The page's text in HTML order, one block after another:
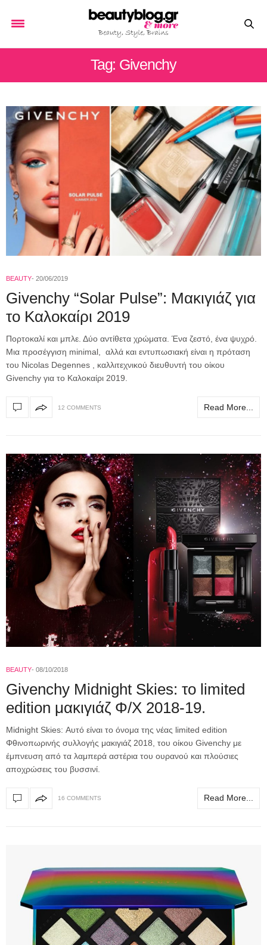
Tag: Givenchy
BEAUTY 20/06/2019
Givenchy “Solar Pulse”: Μακιγιάζ για
το Καλοκαίρι 2019
Πορτοκαλί και μπλε. Δύο αντίθετα χρώματα. Ένα ζεστό, ένα ψυχρό.
Μια προσέγγιση minimal, αλλά και εντυπωσιακή είναι η πρόταση
του Nicolas Degennes , καλλιτεχνικού διευθυντή του οίκου
Givenchy για το Καλοκαίρι 2019.
12 COMMENTS Read More...
BEAUTY 08/10/2018
Givenchy Midnight Skies: το limited
edition μακιγιάζ Φ/Χ 2018-19.
Midnight Skies: Αυτό είναι το όνομα της νέας limited edition
Φθινοπωρινής συλλογής μακιγιάζ 2018, του οίκου Givenchy με
έμπνευση από τα λαμπερά αστέρια του ουρανού και πλούσιες
αποχρώσεις του βυσσινί.
16 COMMENTS Read More...